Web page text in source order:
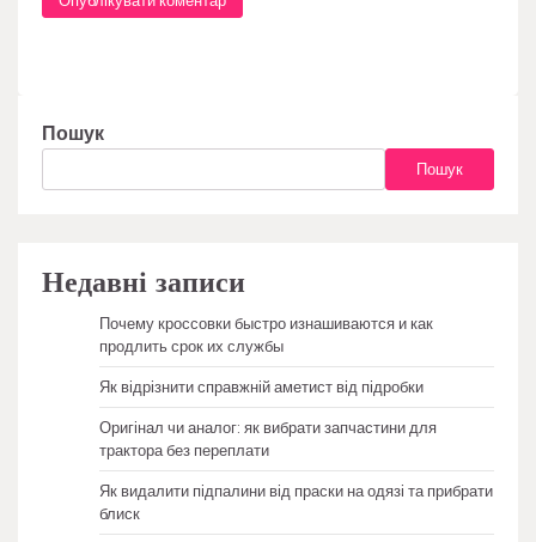
Пошук
Пошук
Недавні записи
Почему кроссовки быстро изнашиваются и как
продлить срок их службы
Як відрізнити справжній аметист від підробки
Оригінал чи аналог: як вибрати запчастини для
трактора без переплати
Як видалити підпалини від праски на одязі та прибрати
блиск